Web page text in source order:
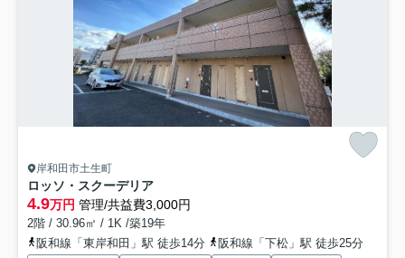
岸和田市土生町
ロッソ・スクーデリア
4.9万円 管理/共益費3,000円
2階 / 30.96㎡ / 1K /築19年
阪和線「東岸和田」駅 徒歩14分
阪和線「下松」駅 徒歩25分